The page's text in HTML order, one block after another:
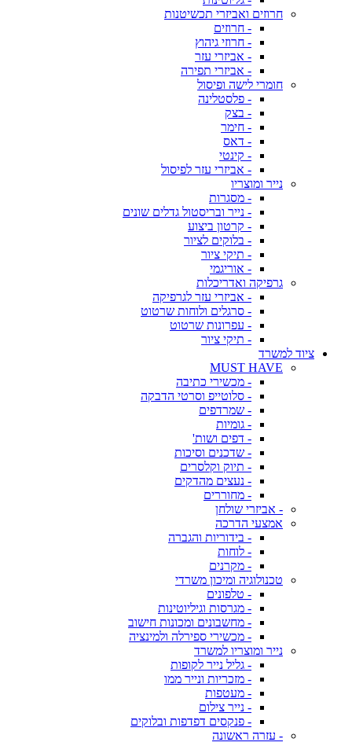
חרוזים ואביזרי תכשיטנות
- חרוזים
- חרוזי גיהוץ
- אביזרי עזר
- אביזרי תפירה
חומרי לישה ופיסול
- פלסטלינה
- בצק
- חימר
- דאס
- קינטי
- אביזרי עזר לפיסול
נייר ומוצריו
- מסגרות
- נייר ובריסטול גדלים שונים
- קרטון ביצוע
- בלוקים לציור
- תיקי ציור
- אוריגמי
גרפיקה ואדריכלות
- אביזרי עזר לגרפיקה
- סרגלים ולוחות שרטוט
- עפרונות שרטוט
- תיקי ציור
ציוד למשרד
MUST HAVE
- מכשירי כתיבה
- סלוטייפ וסרטי הדבקה
- שמרדפים
- גומיות
- דפים ושות'
- שדכנים וסיכות
- תיוק וקלסרים
- נעצים מהדקים
- מחוררים
- אביזרי שולחן
אמצעי הדרכה
- בידוריות והגברה
- לוחות
- מקרנים
טכנולוגיה ומיכון משרדי
- טלפונים
- מגרסות וגיליוטינות
- מחשבונים ומכונות חישוב
- מכשירי ספירלה ולמינציה
נייר ומוצריו למשרד
- גליל נייר לקופות
- מזכריות ונייר ממו
- מעטפות
- נייר צילום
- פנקסים דפדפות ובלוקים
- עזרה ראשונה